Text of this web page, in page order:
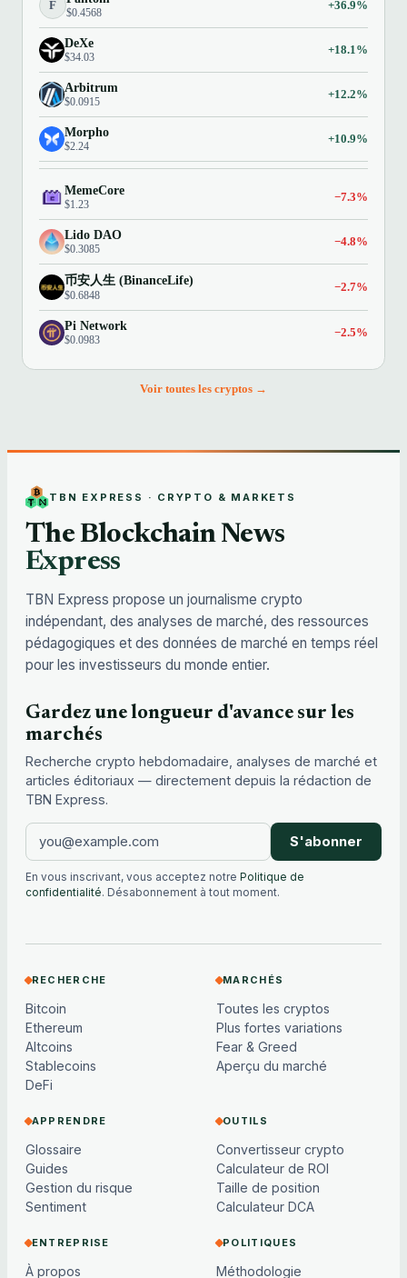
F
$0.4568
+36.9%
DeXe
$34.03
+18.1%
Arbitrum
$0.0915
+12.2%
Morpho
$2.24
+10.9%
MemeCore
$1.23
−7.3%
Lido DAO
$0.3085
−4.8%
币安人生 (BinanceLife)
$0.6848
−2.7%
Pi Network
$0.0983
−2.5%
Voir toutes les cryptos →
TBN EXPRESS · CRYPTO & MARKETS
The Blockchain News
Express
TBN Express propose un journalisme crypto
indépendant, des analyses de marché, des ressources
pédagogiques et des données de marché en temps réel
pour les investisseurs du monde entier.
Gardez une longueur d'avance sur les
marchés
Recherche crypto hebdomadaire, analyses de marché et
articles éditoriaux — directement depuis la rédaction de
TBN Express.
S'abonner
En vous inscrivant, vous acceptez notre Politique de
confidentialité. Désabonnement à tout moment.
RECHERCHE
Bitcoin
Ethereum
Altcoins
Stablecoins
DeFi
MARCHÉS
Toutes les cryptos
Plus fortes variations
Fear & Greed
Aperçu du marché
APPRENDRE
Glossaire
Guides
Gestion du risque
Sentiment
OUTILS
Convertisseur crypto
Calculateur de ROI
Taille de position
Calculateur DCA
ENTREPRISE
À propos
POLITIQUES
Méthodologie